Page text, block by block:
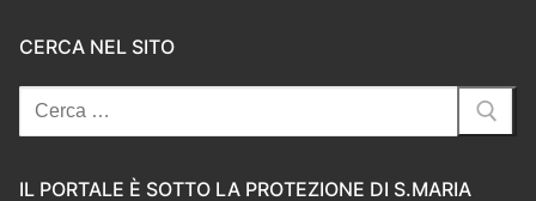
CERCA NEL SITO
Cerca:
IL PORTALE È SOTTO LA PROTEZIONE DI S.MARIA